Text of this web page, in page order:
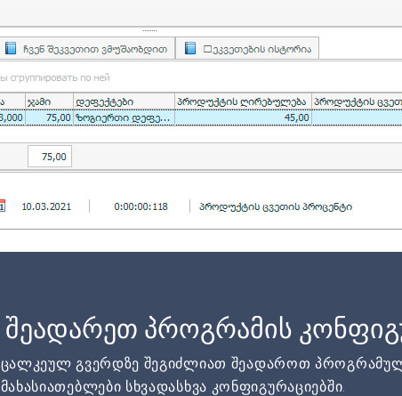
შეადარეთ პროგრამის
ცალკეულ გვერდზე შეგიძლიათ შეადაროთ
მახასიათებლები სხვადასხვა კონფიგურაციებში.